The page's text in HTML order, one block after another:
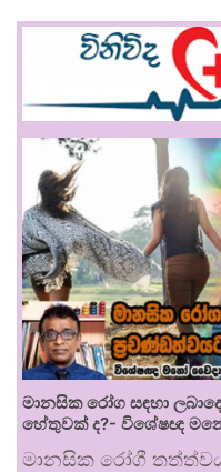
මානසික රෝග සඳහා
හේතුවක් ද?- විශේෂඥ
මානසික රෝගී